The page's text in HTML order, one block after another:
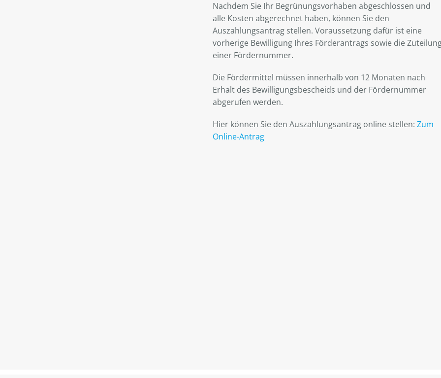
Nachdem Sie Ihr Begrünungsvorhaben abgeschlossen und
alle Kosten abgerechnet haben, können Sie den
Auszahlungsantrag stellen. Voraussetzung dafür ist eine
vorherige Bewilligung Ihres Förderantrags sowie die
einer Fördernummer.
Die Fördermittel müssen innerhalb von 12 Monaten nach
Erhalt des Bewilligungsbescheids und der Fördernummer
abgerufen werden.
Hier können Sie den Auszahlungsantrag online stellen:Zum
Online-Antrag